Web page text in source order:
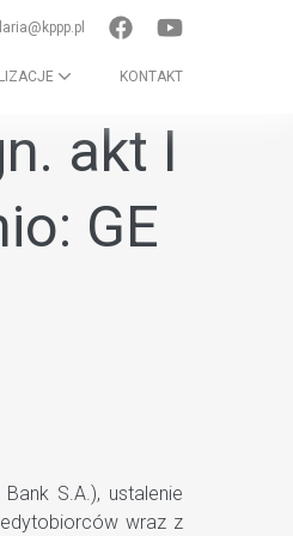
KONTAKT
akt I
GE
S.A.), ustalenie
wraz z